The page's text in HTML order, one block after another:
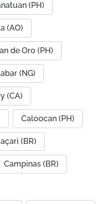
(PH)
(AO)
de Oro (PH)
(NG)
(CA)
Caloocan (PH)
(BR)
Campinas (BR)